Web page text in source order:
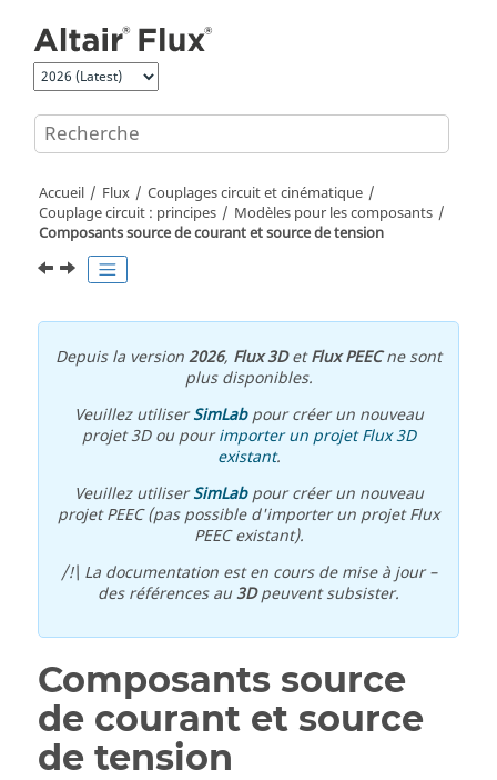
Accueil Flux
Couplages circuit et cinématique
Couplage circuit : principes
Modèles pour les composants
Composants source de courant et source de tension
Depuis la version2026, Flux 3DetFlux PEECne sont
plus disponibles.
Veuillez utiliserSimLabpour créer un nouveau
projet 3D ou pourimporter un projet Flux 3D
existant.
Veuillez utiliserSimLabpour créer un nouveau
projet PEEC (pas possible d'importer un projet Flux
PEEC existant).
/!\ La documentation est en cours de mise à jour –
des références au3Dpeuvent subsister.
Composants source
de courant et source
de tension